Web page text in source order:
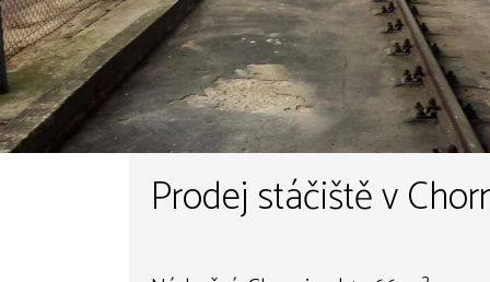
Prodej stáčiště v